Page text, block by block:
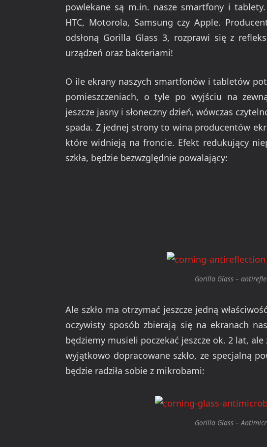
powlekane są m.in. nasze smartfony i
HTC, Motorola, Samsung czy Apple.
odsłoną Gorilla Glass 3, rozprawi się z
urządzeń oraz bakteriami!
O ile ekrany naszych smartfonów i tabletów
pomieszczeniach, o tyle po wyjściu na
jeszcze jasny i słoneczny dzień, wówczas
spada. Z jednej strony to wina producentów
które widnieją na froncie. Efekt redukujący
szkła, będzie bezwzględnie powalający:
Gorilla Glass –
Ale szkło ma otrzymać jeszcze jedną
oczywisty sposób zbierają się na ekranach
będziemy musieli poczekać jeszcze ok. 2 lat,
wyjątkowo dopracowane szkło, ze specjalną
będzie radziła sobie z mikrobami:
Gorilla Glass –